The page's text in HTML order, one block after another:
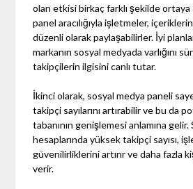
olan etkisi birkaç farklı şekilde ortaya
panel aracılığıyla işletmeler,
düzenli olarak paylaşabilirler. İyi
markanın sosyal medyada varlığını
takipçilerin ilgisini canlı tutar.
İkinci olarak, sosyal medya paneli
takipçi sayılarını artırabilir ve bu da
tabanının genişlemesi anlamına gelir.
hesaplarında yüksek takipçi sayısı,
güvenilirliklerini artırır ve daha fazla
verir.